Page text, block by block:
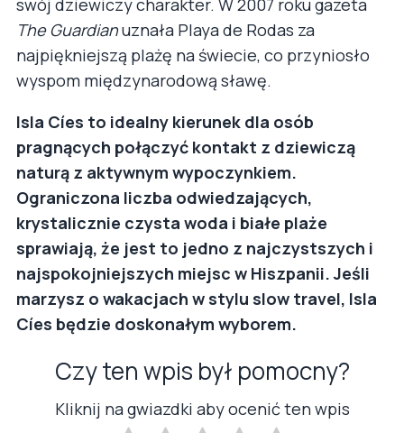
swój dziewiczy charakter. W 2007 roku gazeta
The Guardianuznała Playa de Rodas za
najpiękniejszą plażę na świecie, co przyniosło
wyspom międzynarodową sławę.
Isla Cíes to idealny kierunek dla osób
pragnących połączyć kontakt z dziewiczą
naturą z aktywnym wypoczynkiem.
Ograniczona liczba odwiedzających,
krystalicznie czysta woda i białe plaże
sprawiają, że jest to jedno z najczystszych i
najspokojniejszych miejsc w Hiszpanii. Jeśli
marzysz o wakacjach w stylu slow travel, Isla
Cíes będzie doskonałym wyborem.
Czy ten wpis był pomocny?
Kliknij na gwiazdki aby ocenić ten wpis